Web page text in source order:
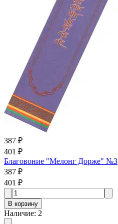
387 ₽
401 ₽
Благовоние "Мелонг Дорже" №3
387 ₽
401 ₽
В корзину
Наличие: 2